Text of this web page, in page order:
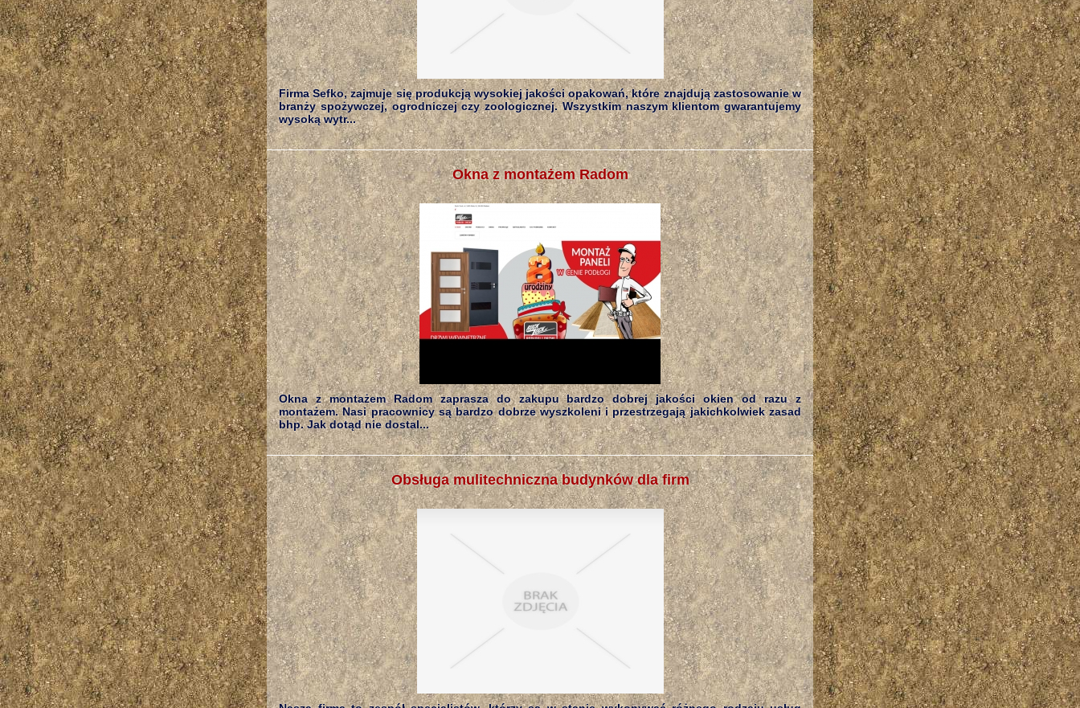
Firma Sefko, zajmuje się produkcją wysokiej jakości opakowań, które znajdują zastosowanie w
branży spożywczej, ogrodniczej czy zoologicznej. Wszystkim naszym klientom gwarantujemy
wysoką wytr...
Okna z montażem Radom
Okna z montażem Radom zaprasza do zakupu bardzo dobrej jakości okien od razu z
montażem. Nasi pracownicy są bardzo dobrze wyszkoleni i przestrzegają jakichkolwiek zasad
bhp. Jak dotąd nie dostal...
Obsługa mulitechniczna budynków dla firm